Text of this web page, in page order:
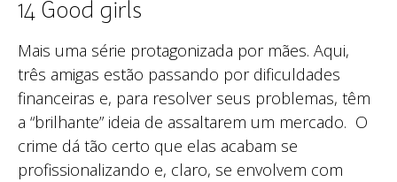
14 Good girls
Mais uma série protagonizada por mães. Aqui,
três amigas estão passando por dificuldades
financeiras e, para resolver seus problemas, têm
a “brilhante” ideia de assaltarem um mercado. O
crime dá tão certo que elas acabam se
profissionalizando e, claro, se envolvem com